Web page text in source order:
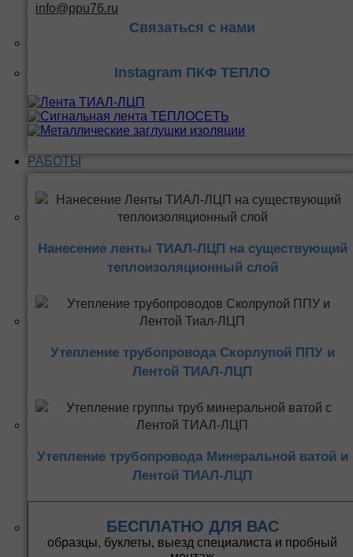
info@ppu76.ru
Связаться с нами
Instagram ПКФ ТЕПЛО
РАБОТЫ
Нанесение ленты ТИАЛ-ЛЦП на существующий
теплоизоляционный слой
Утепление трубопровода Скорлупой ППУ и
Лентой ТИАЛ-ЛЦП
Утепление трубопровода Минеральной ватой и
Лентой ТИАЛ-ЛЦП
БЕСПЛАТНО ДЛЯ ВАС
образцы, буклеты, выезд специалиста и пробный